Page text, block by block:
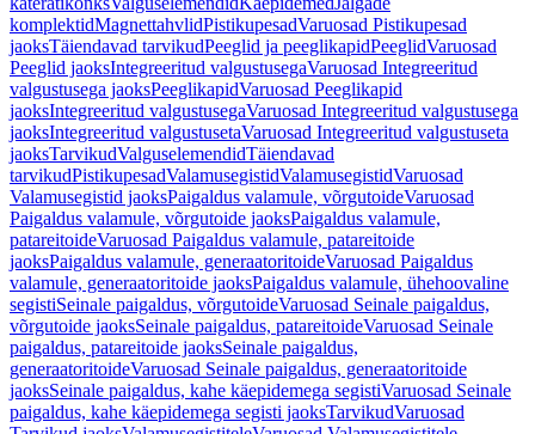
komplektidMagnettahvlidPistikupesadVaruosad Pistikupesad
jaoksTäiendavad tarvikudPeeglid ja peeglikapidPeeglidVaruosad
Peeglid jaoksIntegreeritud valgustusegaVaruosad Integreeritud
valgustusega jaoksPeeglikapidVaruosad Peeglikapid
jaoksIntegreeritud valgustusegaVaruosad Integreeritud valgustusega
jaoksIntegreeritud valgustusetaVaruosad Integreeritud valgustuseta
jaoksTarvikudValguselemendidTäiendavad
tarvikudPistikupesadValamusegistidValamusegistidVaruosad
Valamusegistid jaoksPaigaldus valamule, võrgutoideVaruosad
Paigaldus valamule, võrgutoide jaoksPaigaldus valamule,
patareitoideVaruosad Paigaldus valamule, patareitoide
jaoksPaigaldus valamule, generaatoritoideVaruosad Paigaldus
valamule, generaatoritoide jaoksPaigaldus valamule, ühehoovaline
segistiSeinale paigaldus, võrgutoideVaruosad Seinale paigaldus,
võrgutoide jaoksSeinale paigaldus, patareitoideVaruosad Seinale
paigaldus, patareitoide jaoksSeinale paigaldus,
generaatoritoideVaruosad Seinale paigaldus, generaatoritoide
jaoksSeinale paigaldus, kahe käepidemega segistiVaruosad Seinale
paigaldus, kahe käepidemega segisti jaoksTarvikudVaruosad